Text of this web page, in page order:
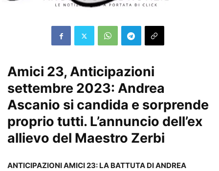
Amici 23, Anticipazioni
settembre 2023: Andrea
Ascanio si candida e sorprende
proprio tutti. L’annuncio dell’ex
allievo del Maestro Zerbi
ANTICIPAZIONI AMICI 23: LA BATTUTA DI ANDREA